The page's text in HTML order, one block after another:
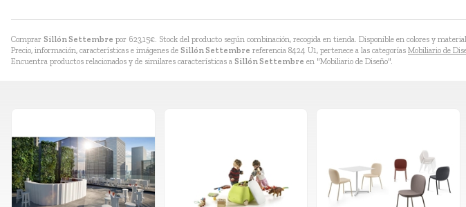
Comprar Sillón Settembre por 623,15€. Stock del producto según combinación, recogida en tienda. Disponible en colores y
Precio, información, características e imágenes de Sillón Settembre referencia 8424 U1, pertenece a las categorías Mobiliario de
Encuentra productos relacionados y de similares características a Sillón Settembre en "Mobiliario de Diseño".